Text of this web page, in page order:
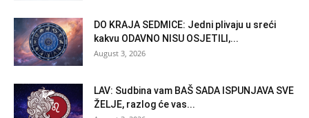
DO KRAJA SEDMICE: Jedni plivaju u sreći
kakvu ODAVNO NISU OSJETILI,...
August 3, 2026
LAV: Sudbina vam BAŠ SADA ISPUNJAVA SVE
ŽELJE, razlog će vas...